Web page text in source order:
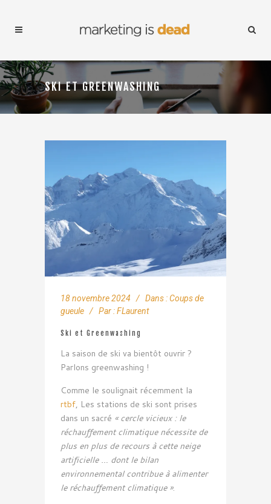
SKI ET GREENWASHING
18 novembre 2024 Dans :Coups de
gueule
Par :FLaurent
Ski et Greenwashing
La saison de ski va bientôt ouvrir ?
Parlons greenwashing !
Comme le soulignait récemment la
rtbf, Les stations de ski sont prises
dans un sacré « cercle vicieux : le
réchauffement climatique nécessite de
plus en plus de recours à cette neige
artificielle … dont le bilan
environnemental contribue à alimenter
le réchauffement climatique ».